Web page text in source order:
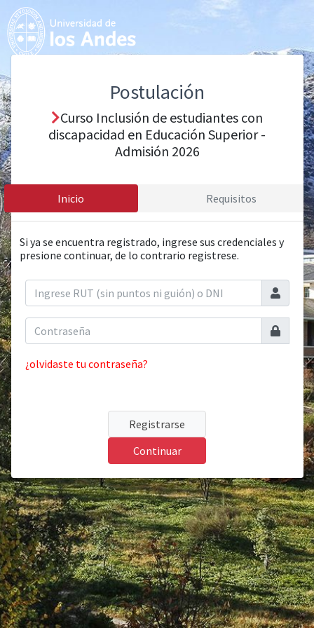
Postulación
Curso Inclusión de estudiantes con
discapacidad en Educación Superior -
Admisión 2026
Inicio Requisitos
Si ya se encuentra registrado, ingrese sus credenciales y
presione continuar, de lo contrario registrese.
¿olvidaste tu contraseña?
Registrarse
Continuar